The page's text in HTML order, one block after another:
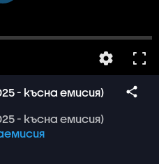
- късна емисия)
- късна емисия)